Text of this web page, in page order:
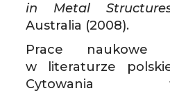
in Metal
Australia (2008).
Prace naukowe
w literaturze